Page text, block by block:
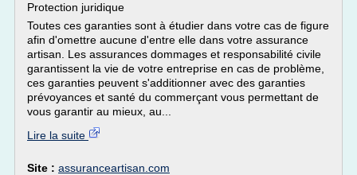
Protection juridique
Toutes ces garanties sont à étudier dans votre cas de figure
afin d'omettre aucune d'entre elle dans votre assurance
artisan. Les assurances dommages et responsabilité civile
garantissent la vie de votre entreprise en cas de problème,
ces garanties peuvent s'additionner avec des garanties
prévoyances et santé du commerçant vous permettant de
vous garantir au mieux, au...
Lire la suite
Site : assuranceartisan.com